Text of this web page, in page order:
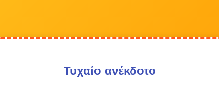
Τυχαίο ανέκδοτο